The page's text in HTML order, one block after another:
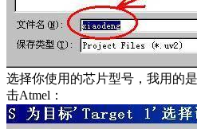
选择你使用的芯片型号，我用的
击Atmel：